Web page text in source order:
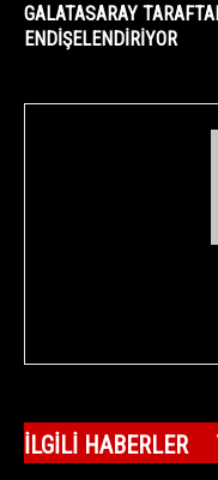
GALATASARAY
ENDİŞELENDİRİYOR
İLGILI HABERLER